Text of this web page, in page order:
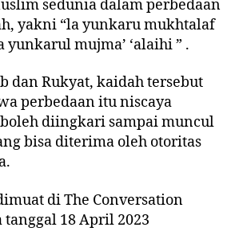
sedunia dalam perbedaan
yakni “la yunkaru mukhtalaf
mujma’ ‘alaihi ” .
dan Rukyat, kaidah tersebut
perbedaan itu niscaya
diingkari sampai muncul
bisa diterima oleh otoritas
di The Conversation
18 April 2023